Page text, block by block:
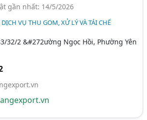
gần nhất: 14/5/2026
VỤ THU GOM, XỬ LÝ VÀ TÁI CHẾ
32/2 &#272ường Ngọc Hồi, Phường Yên